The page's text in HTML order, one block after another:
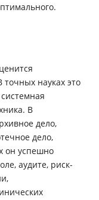
точных науках это
В
дело,
дело,
он успешно
аудитe, риск-